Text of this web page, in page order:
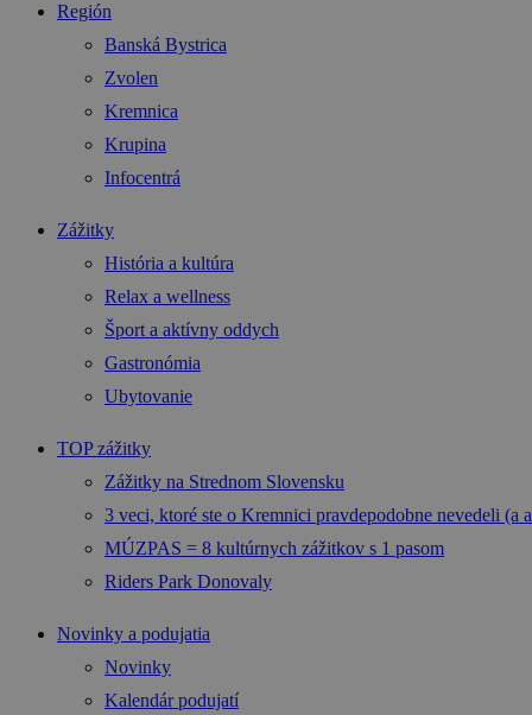
Región
Banská Bystrica
Zvolen
Kremnica
Krupina
Infocentrá
Zážitky
História a kultúra
Relax a wellness
Šport a aktívny oddych
Gastronómia
Ubytovanie
TOP zážitky
Zážitky na Strednom Slovensku
3 veci, ktoré ste o Kremnici pravdepodobne nevedeli (a
MÚZPAS = 8 kultúrnych zážitkov s 1 pasom
Riders Park Donovaly
Novinky a podujatia
Novinky
Kalendár podujatí